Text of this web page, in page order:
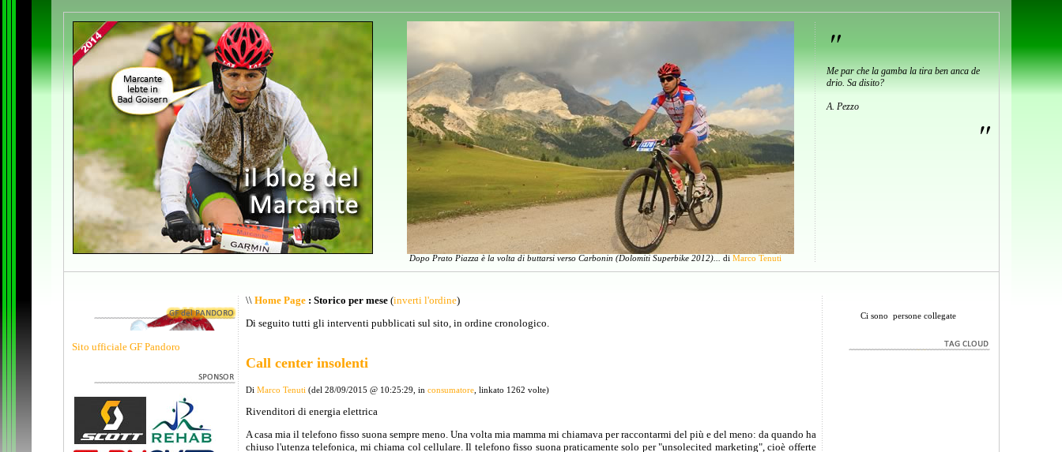
Dopo Prato Piazza è la volta di buttarsi verso Carbonin (Dolomiti Superbike 2012)... di Marco Tenuti
"
Me par che la gamba la tira ben anca de
drio. Sa disito?
A. Pezzo
"
Sito ufficiale GF Pandoro
\\ Home Page: Storico per mese(inverti l'ordine)
Di seguito tutti gli interventi pubblicati sul sito, in ordine cronologico.
Call center insolenti
Di Marco Tenuti(del 28/09/2015 @ 10:25:29, in consumatore, linkato 1262 volte)
Rivenditori di energia elettrica
A casa mia il telefono fisso suona sempre meno. Una volta mia mamma mi chiamava per raccontarmi del più e del meno: da quando ha
chiuso l'utenza telefonica, mi chiama col cellulare. Il telefono fisso suona praticamente solo per "unsolecited marketing", cioè offerte
Ci sono persone collegate